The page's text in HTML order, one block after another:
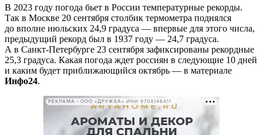
В 2023 году погода бьет в России температурные рекорды.
Так в Москве 20 сентября столбик термометра поднялся
до вполне июльских 24,9 градуса — впервые для этого числа,
предыдущий рекорд был в 1937 году — 24,7 градуса.
А в Санкт-Петербурге 23 сентября зафиксированы рекордные
25,3 градуса. Какая погода ждет россиян в следующие 10 дней
и каким будет приближающийся октябрь — в материале
Инфо24.
РЕКЛАМА • ООО «ДРУЖБА» ИНН 9704146411